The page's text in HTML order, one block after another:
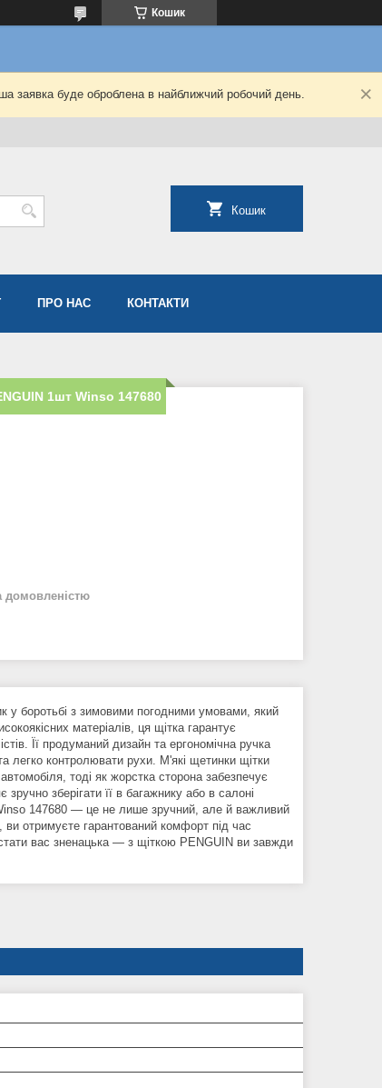
Кошик
заявка буде оброблена в найближчий робочий день.
Кошик
ПРО НАС КОНТАКТИ
1шт Winso 147680
домовленістю
у боротьбі з зимовими погодними умовами, який
матеріалів, ця щітка гарантує
Її продуманий дизайн та ергономічна ручка
легко контролювати рухи. М'які щетинки щітки
тоді як жорстка сторона забезпечує
зберігати її в багажнику або в салоні
147680 — це не лише зручний, але й важливий
отримуєте гарантований комфорт під час
вас зненацька — з щіткою PENGUIN ви завжди